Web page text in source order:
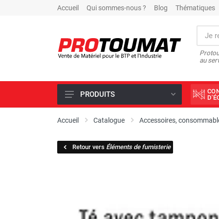
Accueil Qui sommes-nous ? Blog Thématiques
au
PROMOTIONS D'USINE
SCIAGE ET FORAGE
MATÉRIEL DE COMPACTAGE
PRODUITS
Accueil Catalogue Accessoires,
Retour vers Éléments de fumisterie